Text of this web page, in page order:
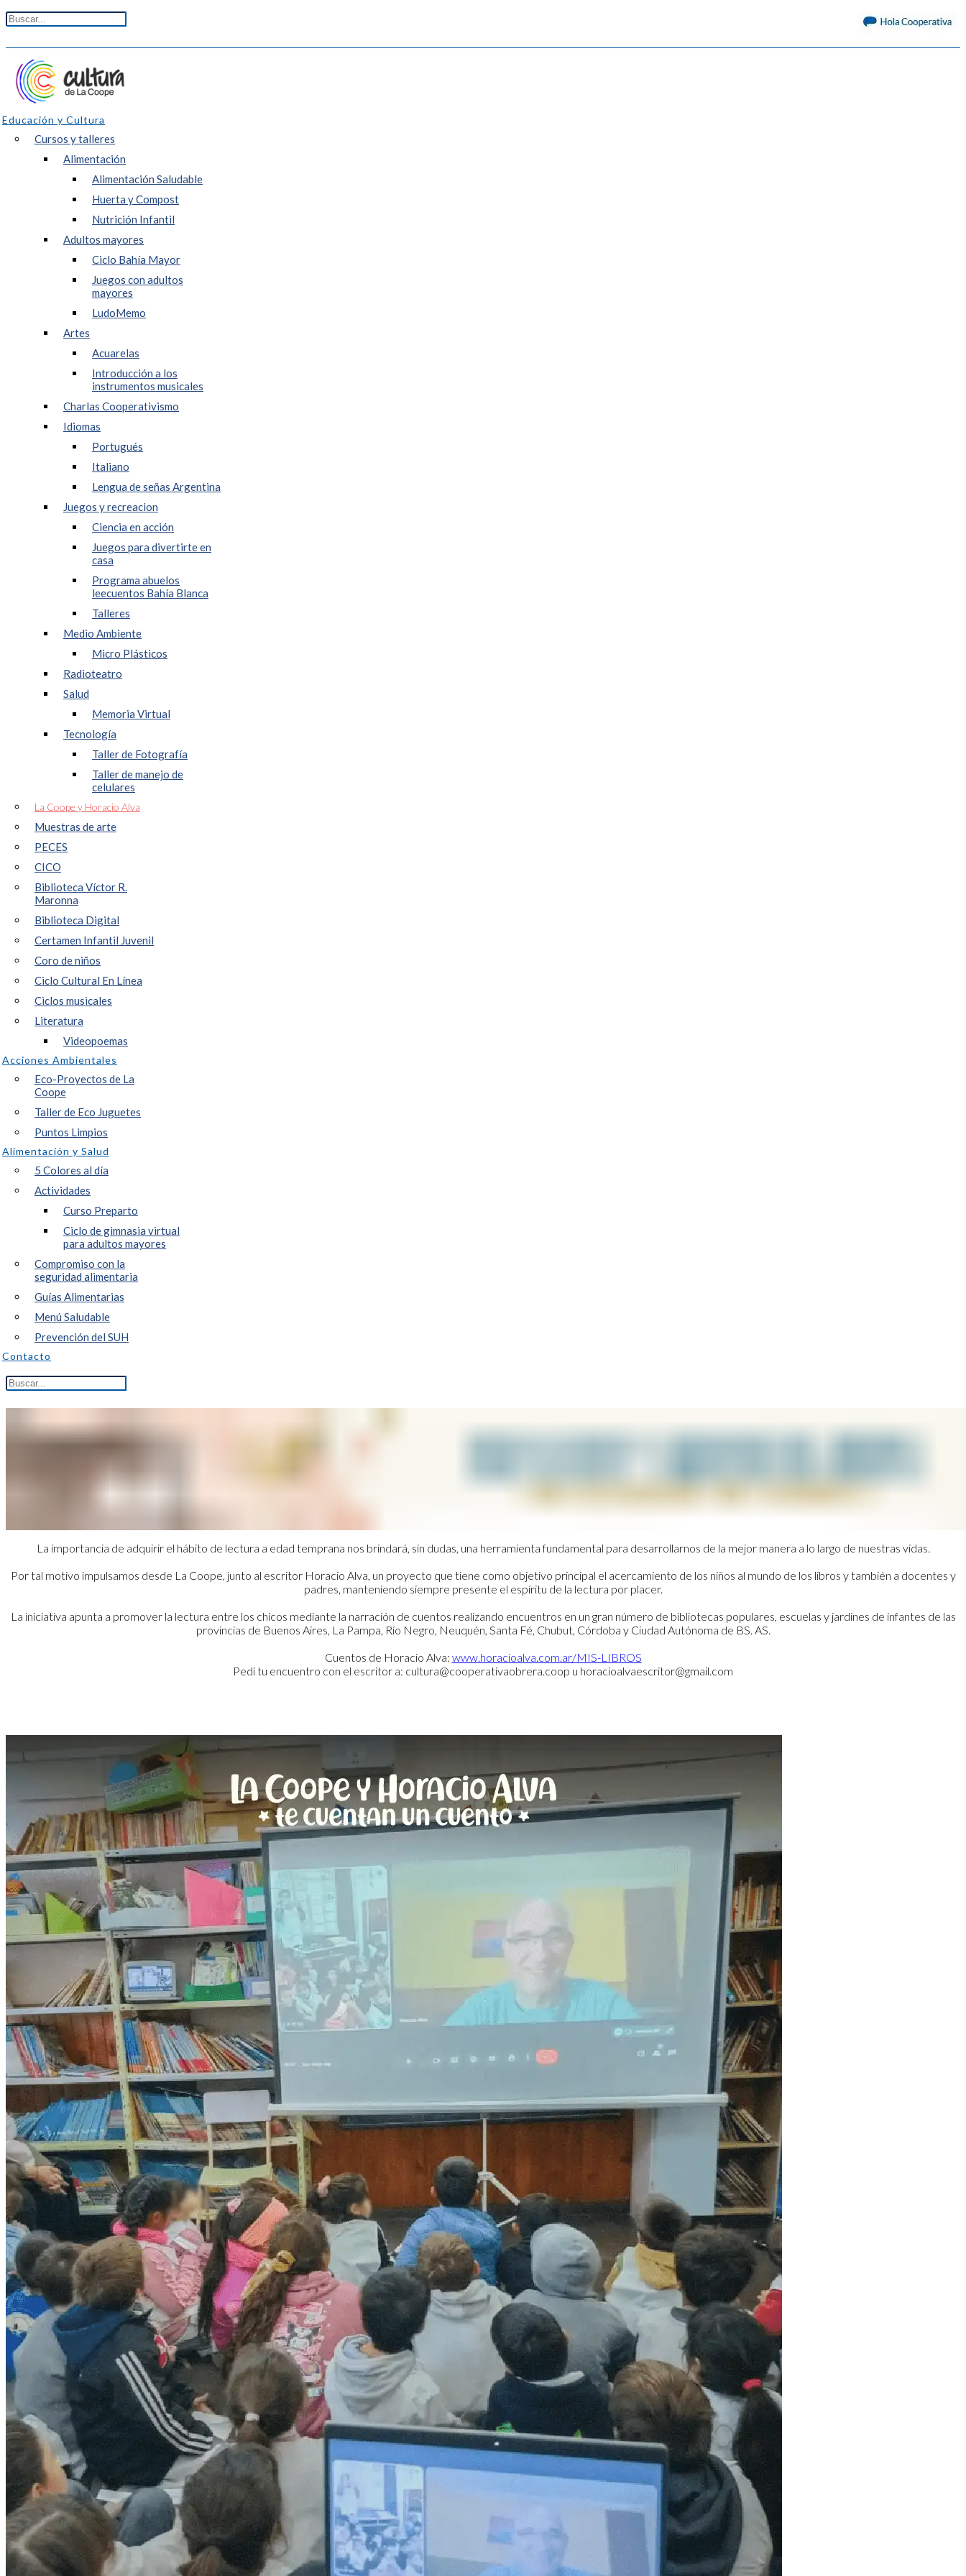
Educación y Cultura
Cursos y talleres
Alimentación
Alimentación Saludable
Huerta y Compost
Nutrición Infantil
Adultos mayores
Ciclo Bahía Mayor
Juegos con adultos
mayores
LudoMemo
Artes
Acuarelas
Introducción a los
instrumentos musicales
Charlas Cooperativismo
Idiomas
Portugués
Italiano
Lengua de señas Argentina
Juegos y recreacion
Ciencia en acción
Juegos para divertirte en
casa
Programa abuelos
leecuentos Bahía Blanca
Talleres
Medio Ambiente
Micro Plásticos
Radioteatro
Salud
Memoria Virtual
Tecnología
Taller de Fotografía
Taller de manejo de
celulares
La Coope y Horacio Alva
Muestras de arte
PECES
CICO
Biblioteca Víctor R.
Maronna
Biblioteca Digital
Certamen Infantil Juvenil
Coro de niños
Ciclo Cultural En Línea
Ciclos musicales
Literatura
Videopoemas
Acciones Ambientales
Eco-Proyectos de La
Coope
Taller de Eco Juguetes
Puntos Limpios
Alimentación y Salud
5 Colores al día
Actividades
Curso Preparto
Ciclo de gimnasia virtual
para adultos mayores
Compromiso con la
seguridad alimentaria
Guías Alimentarias
Menú Saludable
Prevención del SUH
Contacto
La importancia de adquirir el hábito de lectura a edad temprana nos brindará, sin dudas, una herramienta fundamental para desarrollarnos de la mejor manera a lo largo de nuestras vidas.
Por tal motivo impulsamos desde La Coope, junto al escritor Horacio Alva, un proyecto que tiene como objetivo principal el acercamiento de los niños al mundo de los libros y también a docentes y
padres, manteniendo siempre presente el espíritu de la lectura por placer.
La iniciativa apunta a promover la lectura entre los chicos mediante la narración de cuentos realizando encuentros en un gran número de bibliotecas populares, escuelas y jardines de infantes de las
provincias de Buenos Aires, La Pampa, Río Negro, Neuquén, Santa Fé, Chubut, Córdoba y Ciudad Autónoma de BS. AS.
Cuentos de Horacio Alva: www.horacioalva.com.ar/MIS-LIBROS
Pedí tu encuentro con el escritor a: cultura@cooperativaobrera.coop u horacioalvaescritor@gmail.com